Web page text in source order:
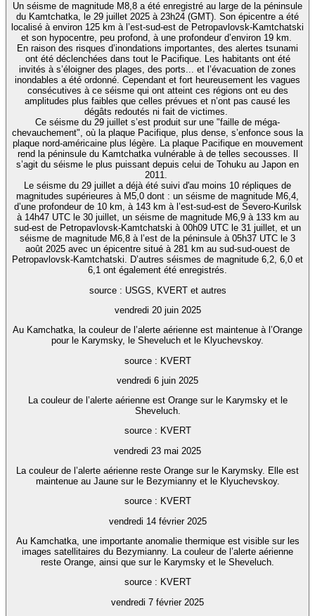
Un séisme de magnitude M8,8 a été enregistré au large de la péninsule
du Kamtchatka, le 29 juillet 2025 à 23h24 (GMT). Son épicentre a été
localisé à environ 125 km à l’est-sud-est de Petropavlovsk-Kamtchatski
et son hypocentre, peu profond, à une profondeur d’environ 19 km.
En raison des risques d’inondations importantes, des alertes tsunami
ont été déclenchées dans tout le Pacifique. Les habitants ont été
invités à s’éloigner des plages, des ports... et l’évacuation de zones
inondables a été ordonné. Cependant et fort heureusement les vagues
consécutives à ce séisme qui ont atteint ces régions ont eu des
amplitudes plus faibles que celles prévues et n’ont pas causé les
dégâts redoutés ni fait de victimes.
Ce séisme du 29 juillet s’est produit sur une "faille de méga-
chevauchement", où la plaque Pacifique, plus dense, s’enfonce sous la
plaque nord-américaine plus légère. La plaque Pacifique en mouvement
rend la péninsule du Kamtchatka vulnérable à de telles secousses. Il
s’agit du séisme le plus puissant depuis celui de Tohuku au Japon en
2011.
Le séisme du 29 juillet a déjà été suivi d'au moins 10 répliques de
magnitudes supérieures à M5,0 dont : un séisme de magnitude M6,4,
d’une profondeur de 10 km, à 143 km à l’est-sud-est de Severo-Kurilsk
à 14h47 UTC le 30 juillet, un séisme de magnitude M6,9 à 133 km au
sud-est de Petropavlovsk-Kamtchatski à 00h09 UTC le 31 juillet, et un
séisme de magnitude M6,8 à l’est de la péninsule à 05h37 UTC le 3
août 2025 avec un épicentre situé à 281 km au sud-sud-ouest de
Petropavlovsk-Kamtchatski. D’autres séismes de magnitude 6,2, 6,0 et
6,1 ont également été enregistrés.
source : USGS, KVERT et autres
vendredi 20 juin 2025
Au Kamchatka, la couleur de l’alerte aérienne est maintenue à l’Orange
pour le Karymsky, le Sheveluch et le Klyuchevskoy.
source : KVERT
vendredi 6 juin 2025
La couleur de l’alerte aérienne est Orange sur le Karymsky et le
Sheveluch.
source : KVERT
vendredi 23 mai 2025
La couleur de l’alerte aérienne reste Orange sur le Karymsky. Elle est
maintenue au Jaune sur le Bezymianny et le Klyuchevskoy.
source : KVERT
vendredi 14 février 2025
Au Kamchatka, une importante anomalie thermique est visible sur les
images satellitaires du Bezymianny. La couleur de l’alerte aérienne
reste Orange, ainsi que sur le Karymsky et le Sheveluch.
source : KVERT
vendredi 7 février 2025